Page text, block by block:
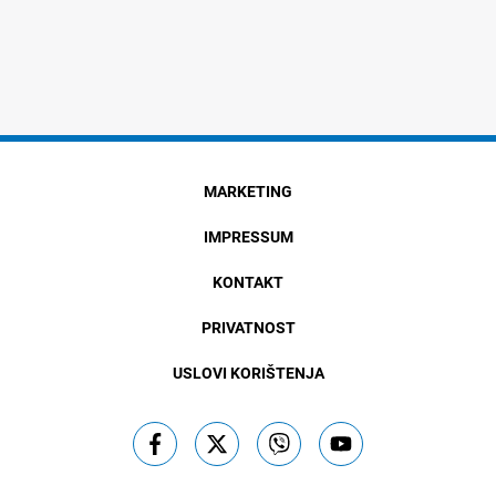
MARKETING
IMPRESSUM
KONTAKT
PRIVATNOST
USLOVI KORIŠTENJA